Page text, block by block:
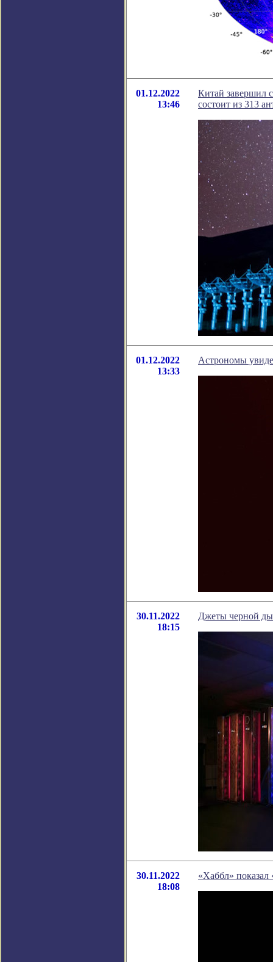
01.12.2022
13:46
Китай завершил
состоит из 313
01.12.2022
13:33
Астрономы
30.11.2022
18:15
Джеты черной
30.11.2022
18:08
«Хаббл» показал